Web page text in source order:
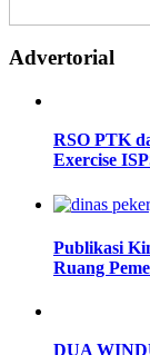
Advertorial
RSO PTK
Exercise
Publikasi
Ruang
DUA